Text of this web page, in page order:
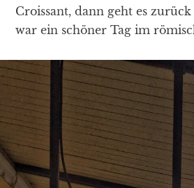
Croissant, dann geht es
war ein schöner Tag im